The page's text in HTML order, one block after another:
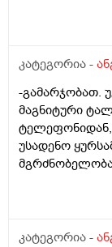
რო
ამ წამლის
კატეგორია -
-გამარჯობათ.
მაგნიტური
უსადენო
მგრძნობელობა
წვით,თავის
კატეგორია -